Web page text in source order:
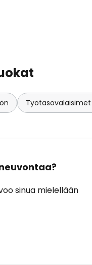
sinua mielellään